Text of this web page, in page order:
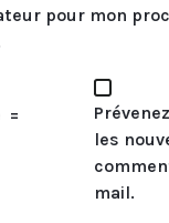
pour mon
=
les
mail.